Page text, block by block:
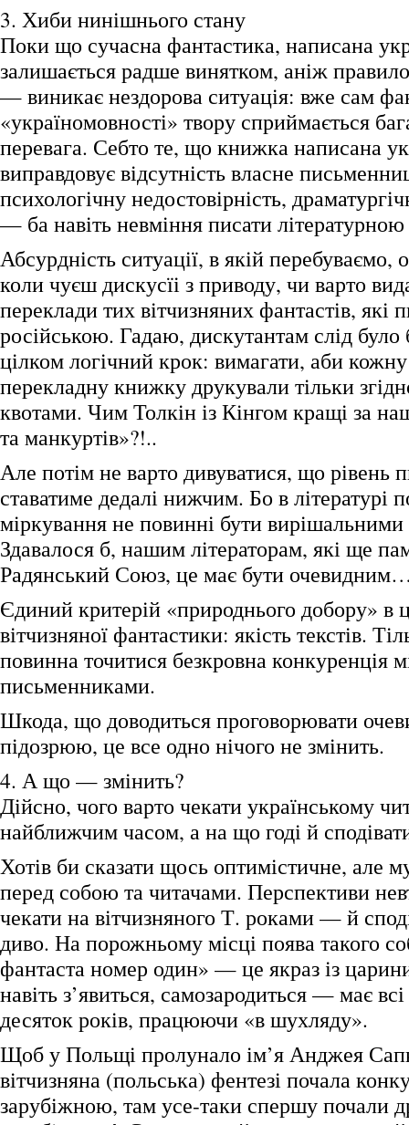
3. Хиби нинішнього стану
Поки що сучасна фантастика, написана
залишається радше винятком, аніж
— виникає нездорова ситуація: вже сам
«україномовності» твору сприймається
перевага. Себто те, що книжка написана
виправдовує відсутність власне
психологічну недостовірність,
— ба навіть невміння писати
Абсурдність ситуації, в якій перебуваємо,
коли чуєш дискусїі з приводу, чи варто
переклади тих вітчизняних фантастів, які
російською. Гадаю, дискутантам слід було
цілком логічний крок: вимагати, аби
перекладну книжку друкували тільки
квотами. Чим Толкін із Кінгом кращі за
та манкуртів»?!..
Але потім не варто дивуватися, що рівень
ставатиме дедалі нижчим. Бо в літературі
міркування не повинні бути
Здавалося б, нашим літераторам, які ще
Радянський Союз, це має бути
Єдиний критерій «природнього добору» в
вітчизняної фантастики: якість текстів.
повинна точитися безкровна конкуренція
письменниками.
Шкода, що доводиться проговорювати
підозрюю, це все одно нічого не змінить.
4. А що — змінить?
Дійсно, чого варто чекати українському
найближчим часом, а на що годі й
Хотів би сказати щось оптимістичне, але
перед собою та читачами. Перспективи
чекати на вітчизняного Т. роками — й
диво. На порожньому місці поява такого
фантаста номер один» — це якраз із
навіть з’явиться, самозародиться — має
десяток років, працюючи «в шухляду».
Щоб у Польщі пролунало ім’я Анджея
вітчизняна (польська) фентезі почала
зарубіжною, там усе-таки спершу почали